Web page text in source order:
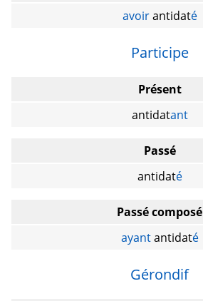
avoirantidaté
Participe
Présent
antidatant
Passé
antidaté
Passé composé
ayantantidaté
Gérondif